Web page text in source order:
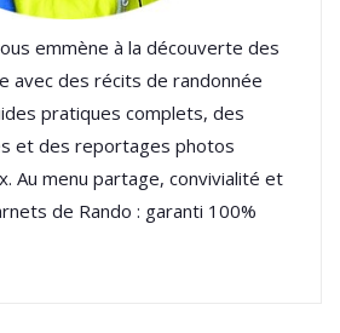
emmène à la découverte des
avec des récits de randonnée
pratiques complets, des
et des reportages photos
Au menu partage, convivialité et
de Rando : garanti 100%